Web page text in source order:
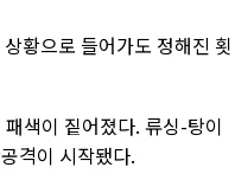
황으로 들어가도 정해진 횟
색이 짙어졌다. 류싱-탕이
격이 시작됐다.